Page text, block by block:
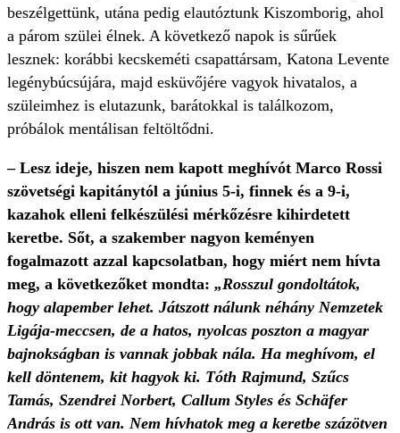
beszélgettünk, utána pedig elautóztunk Kiszomborig, ahol
a párom szülei élnek. A következő napok is sűrűek
lesznek: korábbi kecskeméti csapattársam, Katona Levente
legénybúcsújára, majd esküvőjére vagyok hivatalos, a
szüleimhez is elutazunk, barátokkal is találkozom,
próbálok mentálisan feltöltődni.
– Lesz ideje, hiszen nem kapott meghívót Marco Rossi
szövetségi kapitánytól a június 5-i, finnek és a 9-i,
kazahok elleni felkészülési mérkőzésre kihirdetett
keretbe. Sőt, a szakember nagyon keményen
fogalmazott azzal kapcsolatban, hogy miért nem hívta
meg, a következőket mondta: „Rosszul gondoltátok,
hogy alapember lehet. Játszott nálunk néhány Nemzetek
Ligája-meccsen, de a hatos, nyolcas poszton a magyar
bajnokságban is vannak jobbak nála. Ha meghívom, el
kell döntenem, kit hagyok ki. Tóth Rajmund, Szűcs
Tamás, Szendrei Norbert, Callum Styles és Schäfer
András is ott van. Nem hívhatok meg a keretbe százötven